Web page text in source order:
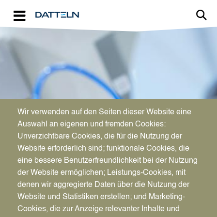
WIRTSCHAFTSFÖRDERUNG
Aktuelles für Unternehmen
Wir verwenden auf den Seiten dieser Website eine
Auswahl an eigenen und fremden Cookies:
Unverzichtbare Cookies, die für die Nutzung der
Website erforderlich sind; funktionale Cookies, die
eine bessere Benutzerfreundlichkeit bei der Nutzung
der Website ermöglichen; Leistungs-Cookies, mit
denen wir aggregierte Daten über die Nutzung der
Website und Statistiken erstellen; und Marketing-
Cookies, die zur Anzeige relevanter Inhalte und